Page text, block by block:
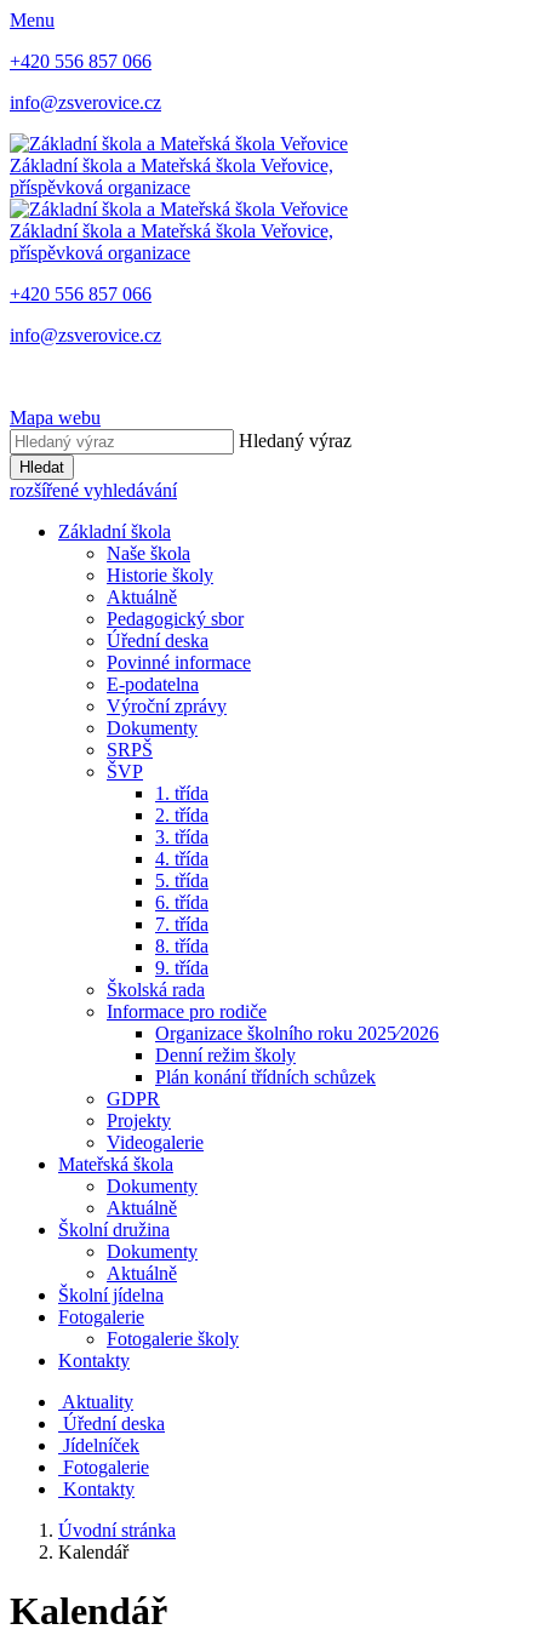
Menu
+420 556 857 066
info@zsverovice.cz
Základní škola a Mateřská škola Veřovice,
příspěvková organizace
Základní škola a Mateřská škola Veřovice,
příspěvková organizace
+420 556 857 066
info@zsverovice.cz
Mapa webu
Hledaný výraz
Hledat
rozšířené vyhledávání
Základní škola
Naše škola
Historie školy
Aktuálně
Pedagogický sbor
Úřední deska
Povinné informace
E-podatelna
Výroční zprávy
Dokumenty
SRPŠ
ŠVP
1. třída
2. třída
3. třída
4. třída
5. třída
6. třída
7. třída
8. třída
9. třída
Školská rada
Informace pro rodiče
Organizace školního roku 2025⁄2026
Denní režim školy
Plán konání třídních schůzek
GDPR
Projekty
Videogalerie
Mateřská škola
Dokumenty
Aktuálně
Školní družina
Dokumenty
Aktuálně
Školní jídelna
Fotogalerie
Fotogalerie školy
Kontakty
Aktuality
Úřední deska
Jídelníček
Fotogalerie
Kontakty
Úvodní stránka
Kalendář
Kalendář